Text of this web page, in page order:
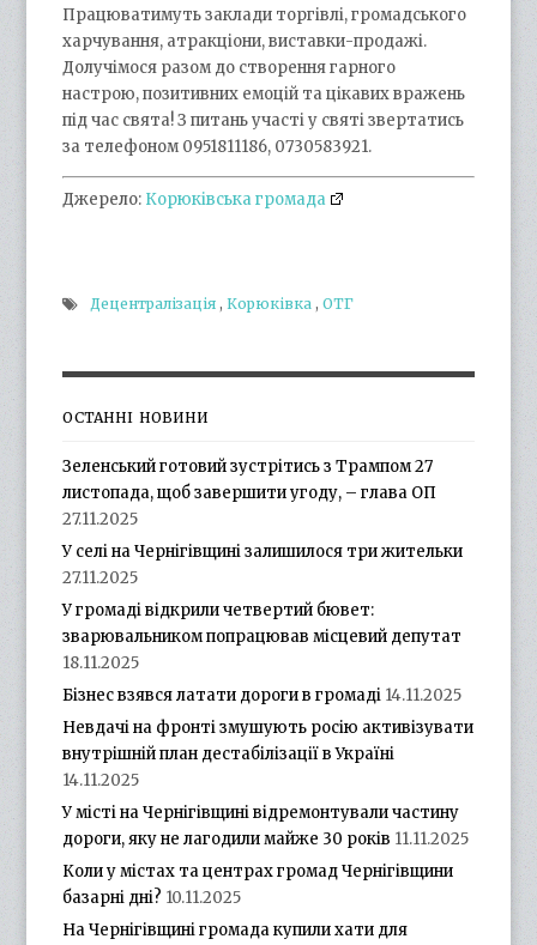
Працюватимуть заклади торгівлі, громадського
харчування, атракціони, виставки-продажі.
Долучімося разом до створення гарного
настрою, позитивних емоцій та цікавих вражень
під час свята! З питань участі у святі звертатись
за телефоном 0951811186, 0730583921.
Джерело: Корюківська громада
Децентралізація ,Корюківка ,ОТГ
ОСТАННІ НОВИНИ
Зеленський готовий зустрітись з Трампом 27
листопада, щоб завершити угоду, – глава ОП
27.11.2025
У селі на Чернігівщині залишилося три жительки
27.11.2025
У громаді відкрили четвертий бювет:
зварювальником попрацював місцевий депутат
18.11.2025
Бізнес взявся латати дороги в громаді 14.11.2025
Невдачі на фронті змушують росію активізувати
внутрішній план дестабілізації в Україні
14.11.2025
У місті на Чернігівщині відремонтували частину
дороги, яку не лагодили майже 30 років 11.11.2025
Коли у містах та центрах громад Чернігівщини
базарні дні? 10.11.2025
На Чернігівщині громада купили хати для